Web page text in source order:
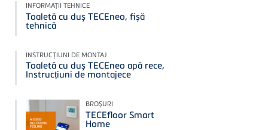
INFORMAŢII TEHNICE
Toaletă cu duș TECEneo, fișă
tehnică
INSTRUCŢIUNI DE MONTAJ
Toaletă cu duș TECEneo apă rece,
Instrucțiuni de montajece
BROŞURI
TECEfloor Smart
Home